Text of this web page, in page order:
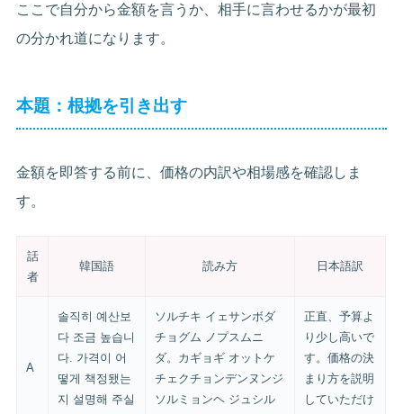
ここで自分から金額を言うか、相手に言わせるかが最初
の分かれ道になります。
本題：根拠を引き出す
金額を即答する前に、価格の内訳や相場感を確認しま
す。
話
者
韓国語 読み方 日本語訳
A
솔직히 예산보
다 조금 높습니
다. 가격이 어
떻게 책정됐는
지 설명해 주실
ソルチキ イェサンボダ
チョグム ノプスムニ
ダ。カギョギ オットケ
チェクチョンデンヌンジ
ソルミョンヘ ジュシル
正直、予算よ
り少し高いで
す。価格の決
まり方を説明
していただけ